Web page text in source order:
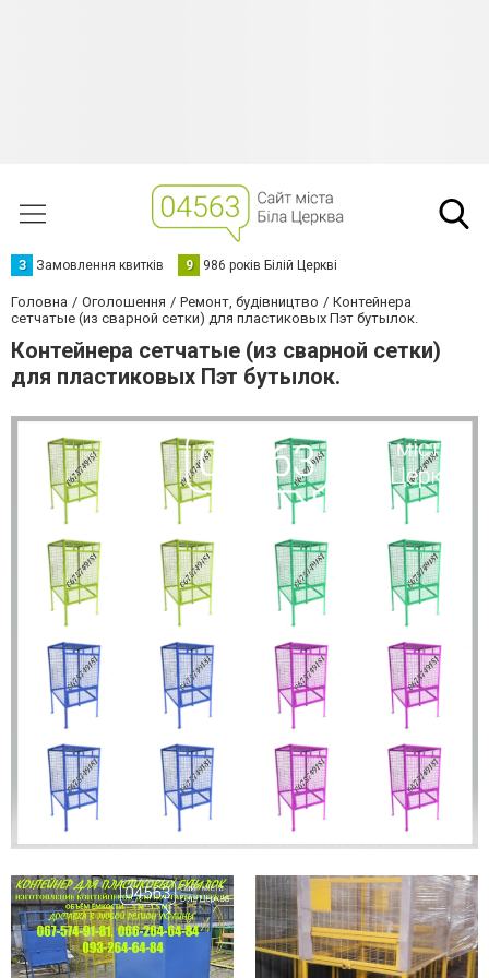
З Замовлення квитків 9 986 років Білій Церкві
Головна Оголошення Ремонт, будівництво
Контейнера
сетчатые (из сварной сетки) для пластиковых Пэт бутылок.
Контейнера сетчатые (из сварной сетки)
для пластиковых Пэт бутылок.